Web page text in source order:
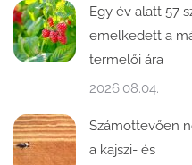
Egy év alatt 57
emelkedett a
termelői ára
2026.08.04.
Számottevően
a kajszi- és